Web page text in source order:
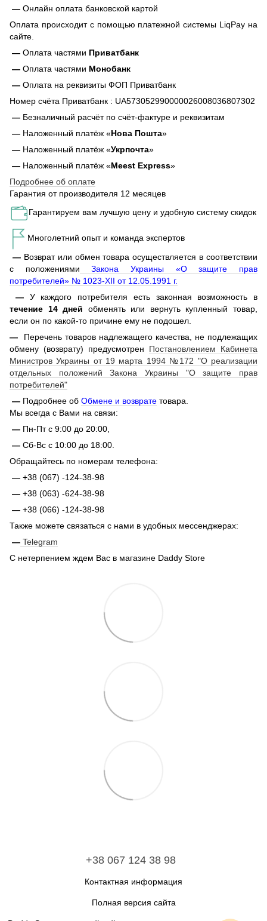
— Онлайн оплата банковской картой
Оплата происходит с помощью платежной системы LiqPay на
сайте.
— Оплата частями Приватбанк
— Оплата частями Монобанк
— Оплата на реквизиты ФОП Приватбанк
Номер счёта Приватбанк : UA573052990000026008036807302
— Безналичный расчёт по счёт-фактуре и реквизитам
— Наложенный платёж «Нова Пошта»
— Наложенный платёж «Укрпочта»
— Наложенный платёж «Meest Express»
Подробнее об оплате
Гарантия от производителя 12 месяцев
Гарантируем вам лучшую цену и удобную систему скидок
Многолетний опыт и команда экспертов
— Возврат или обмен товара осуществляется в соответствии
с положениями Закона Украины «О защите прав
потребителей» № 1023-XII от 12.05.1991 г.
— У каждого потребителя есть законная возможность в
течение 14 дней обменять или вернуть купленный товар,
если он по какой-то причине ему не подошел.
—
Перечень товаров надлежащего качества, не подлежащих
обмену (возврату) предусмотрен Постановлением Кабинета
Министров Украины от 19 марта 1994 №172 "О реализации
отдельных положений Закона Украины "О защите прав
потребителей"
— Подробнее об Обмене и возврате товара.
Мы всегда с Вами на связи:
— Пн-Пт с 9:00 до 20:00,
— Сб-Вс с 10:00 до 18:00.
Обращайтесь по номерам телефона:
— +38 (067) -124-38-98
— +38 (063) -624-38-98
— +38 (066) -124-38-98
Также можете связаться с нами в удобных мессенджерах:
— Telegram
С нетерпением ждем Вас в магазине Daddy Store
+38 067 124 38 98
Контактная информация
Полная версия сайта